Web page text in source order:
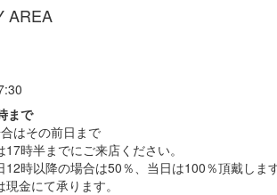
AREA
まで
はその前日まで
時半までにご来店ください。
時以降の場合は50％、当日は100％頂戴します
金にて承ります。